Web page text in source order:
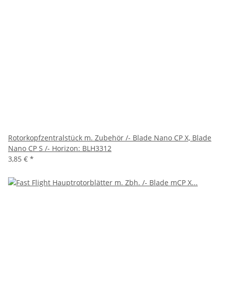
Rotorkopfzentralstück m. Zubehör /- Blade Nano CP X, Blade
Nano CP S /- Horizon: BLH3312
3,85 € *